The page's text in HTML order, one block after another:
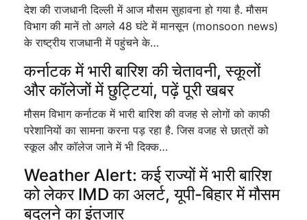
देश की राजधानी दिल्ली में आज मौसम सुहावना हो गया है. मौसम
विभाग की मानें तो अगले 48 घंटे में मानसून (monsoon news)
के राष्ट्रीय राजधानी में पहुंचने के…
कर्नाटक में भारी बारिश की चेतावनी, स्कूलों
और कॉलेजों में छुट्टियां, पढ़ें पूरी खबर
मौसम विभाग कर्नाटक में भारी बारिश की वजह से लोगों को काफी
परेशानियों का सामना करना पड़ रहा है. जिस वजह से छात्रों को
स्कूल और कॉलेज जाने में भी दिक्क…
Weather Alert: कई राज्यों में भारी बारिश
को लेकर IMD का अलर्ट, यूपी-बिहार में मौसम
बदलने का इंतजार